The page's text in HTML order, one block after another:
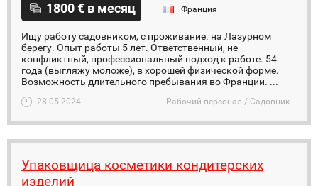
1800 € в месяц Франция
Ищу работу садовником, с проживание. на Лазурном
берегу. Опыт работы 5 лет. Ответственный, не
конфликтный, профессиональный подход к работе. 54
года (выгляжу моложе), в хорошей физической форме.
Возможность длительного пребывания во Франции. ...
28.05.2024 Рабочий персонал / Садовник
Упаковщица косметики кондитерских
изделий